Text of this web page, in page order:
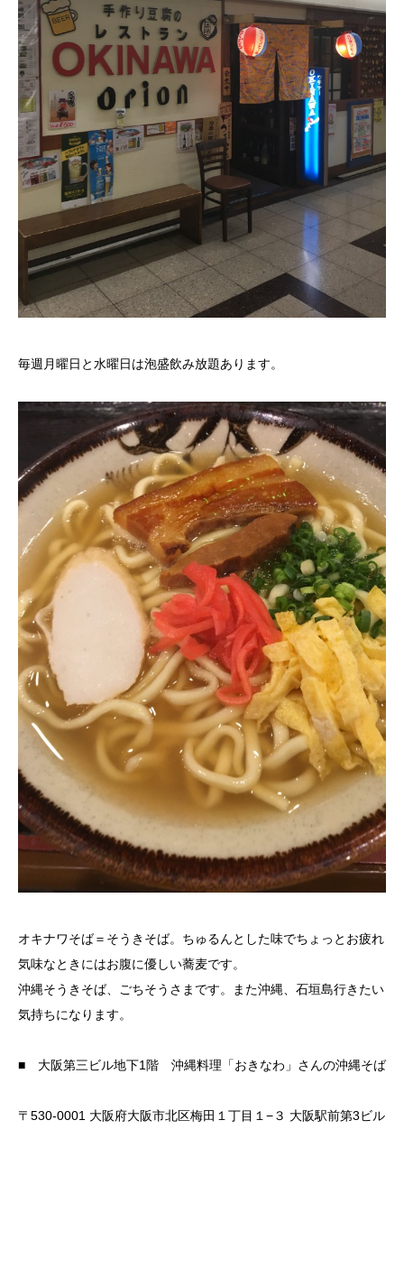
毎週月曜日と水曜日は泡盛飲み放題あります。
オキナワそば＝そうきそば。ちゅるんとした味でちょっとお疲れ
気味なときにはお腹に優しい蕎麦です。
沖縄そうきそば、ごちそうさまです。また沖縄、石垣島行きたい
気持ちになります。
■ 大阪第三ビル地下1階 沖縄料理「おきなわ」さんの沖縄そば
〒530-0001 大阪府大阪市北区梅田１丁目１−３ 大阪駅前第3ビル